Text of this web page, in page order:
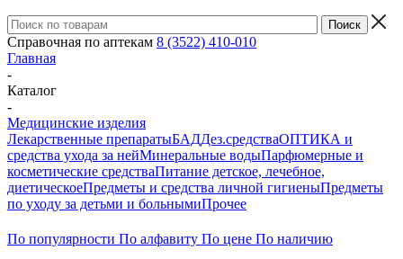
Справочная по аптекам 8 (3522) 410-010
Главная
-
Каталог
-
Медицинские изделия
Лекарственные препаратыБАДДез.средстваОПТИКА и
средства ухода за нейМинеральные водыПарфюмерные и
косметические средстваПитание детское, лечебное,
диетическоеПредметы и средства личной гигиеныПредметы
по уходу за детьми и больнымиПрочее
По популярности По алфавиту По цене По наличию